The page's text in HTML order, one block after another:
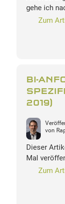
gehe ich
Zum
BI-
2019)
von
Dieser
Mal
Zum